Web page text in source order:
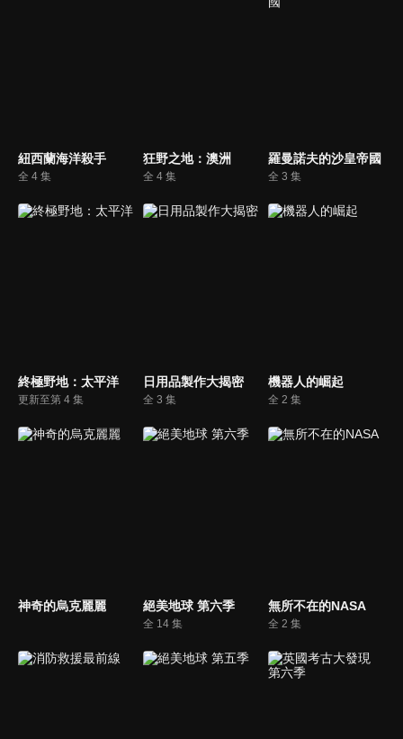
紐西蘭海洋殺手
全 4 集
狂野之地：澳洲
全 4 集
羅曼諾夫的沙皇帝國
全 3 集
終極野地：太平洋
更新至第 4 集
日用品製作大揭密
全 3 集
機器人的崛起
全 2 集
神奇的烏克麗麗 絕美地球 第六季
全 14 集
無所不在的NASA
全 2 集